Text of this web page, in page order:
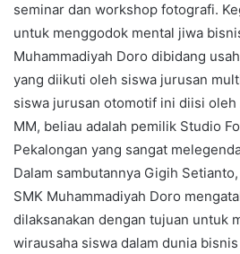
m
a
l
seminar dan workshop fotografi.
untuk menggodok mental jiwa
Muhammadiyah Doro dibidang
yang diikuti oleh siswa jurusan
siswa jurusan otomotif ini diisi oleh
MM, beliau adalah pemilik Studio
Pekalongan yang sangat
Dalam sambutannya Gigih
SMK Muhammadiyah Doro
dilaksanakan dengan tujuan untuk
wirausaha siswa dalam dunia